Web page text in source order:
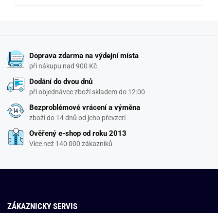
Doprava zdarma na výdejní místa
při nákupu nad 900 Kč
Dodání do dvou dnů
při objednávce zboží skladem do 12:00
Bezproblémové vrácení a výměna
zboží do 14 dnů od jeho převzetí
Ověřený e-shop od roku 2013
Více než 140 000 zákazníků
ZÁKAZNICKY SERVIS